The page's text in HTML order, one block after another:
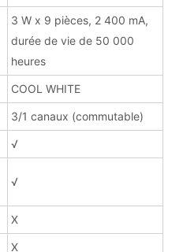
3 W x 9 pièces, 2 400 mA,
durée de vie de 50 000
heures
COOL WHITE
3/1 canaux (commutable)
√
√
X
X